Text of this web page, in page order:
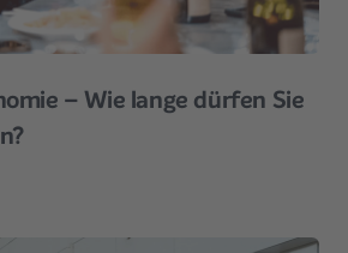
– Wie lange dürfen Sie